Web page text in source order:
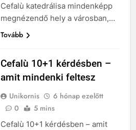
Cefalù katedrálisa mindenképp
megnézendő hely a városban,…
Tovább
Cefalù 10+1 kérdésben –
amit mindenki feltesz
Unikornis
6 hónap ezelőtt
0
5 mins
Cefalù 10+1 kérdésben – amit